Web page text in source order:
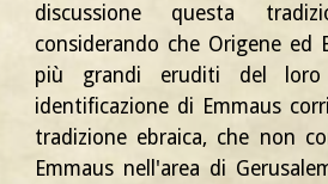
discussione questa
considerando che Origene ed
più grandi eruditi del
identificazione di Emmaus
tradizione ebraica, che non
Emmaus nell'area di